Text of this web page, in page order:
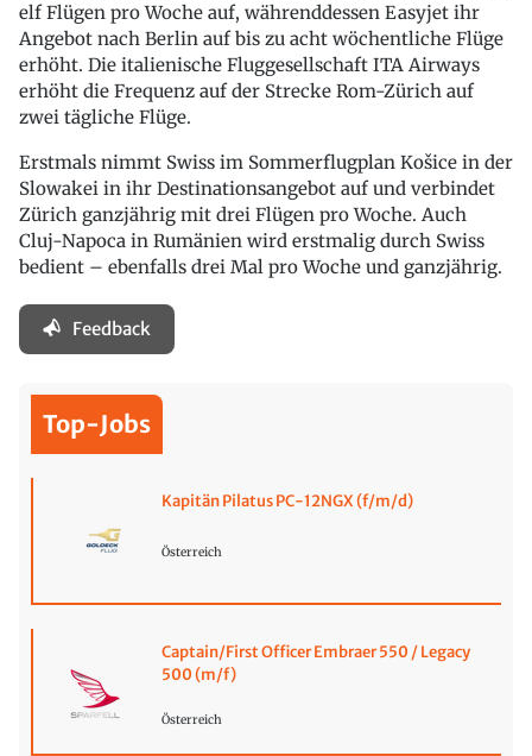
elf Flügen pro Woche auf, währenddessen Easyjet ihr
Angebot nach Berlin auf bis zu acht wöchentliche Flüge
erhöht. Die italienische Fluggesellschaft ITA Airways
erhöht die Frequenz auf der Strecke Rom-Zürich auf
zwei tägliche Flüge.
Erstmals nimmt Swiss im Sommerflugplan Košice in der
Slowakei in ihr Destinationsangebot auf und verbindet
Zürich ganzjährig mit drei Flügen pro Woche. Auch
Cluj-Napoca in Rumänien wird erstmalig durch Swiss
bedient – ebenfalls drei Mal pro Woche und ganzjährig.
Feedback
Top-Jobs
Kapitän Pilatus PC-12NGX (f/m/d)
Österreich
Captain/First Officer Embraer 550 / Legacy
500 (m/f)
Österreich